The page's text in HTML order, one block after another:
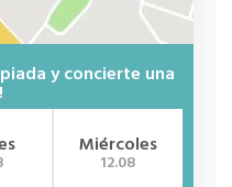
y concierte una
Miércoles
12.08